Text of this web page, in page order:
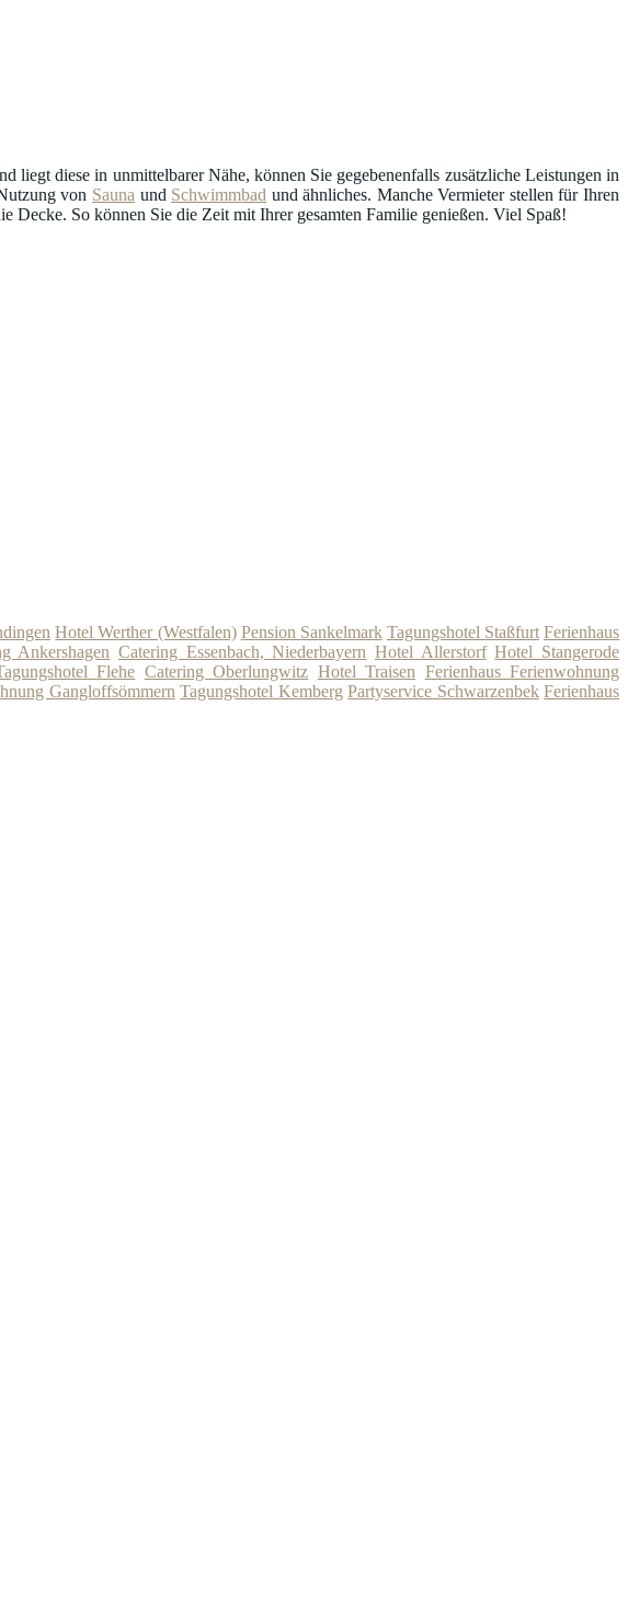
liegt diese in unmittelbarer Nähe, können Sie gegebenenfalls zusätzliche Leistungen in
von Sauna und Schwimmbad und ähnliches. Manche Vermieter stellen für Ihren
So können Sie die Zeit mit Ihrer gesamten Familie genießen. Viel Spaß!
Hotel Werther (Westfalen) Pension Sankelmark Tagungshotel Staßfurt Ferienhaus
Ankershagen Catering Essenbach, Niederbayern Hotel Allerstorf Hotel Stangerode
Flehe Catering Oberlungwitz Hotel Traisen Ferienhaus Ferienwohnung
Gangloffsömmern Tagungshotel Kemberg Partyservice Schwarzenbek Ferienhaus